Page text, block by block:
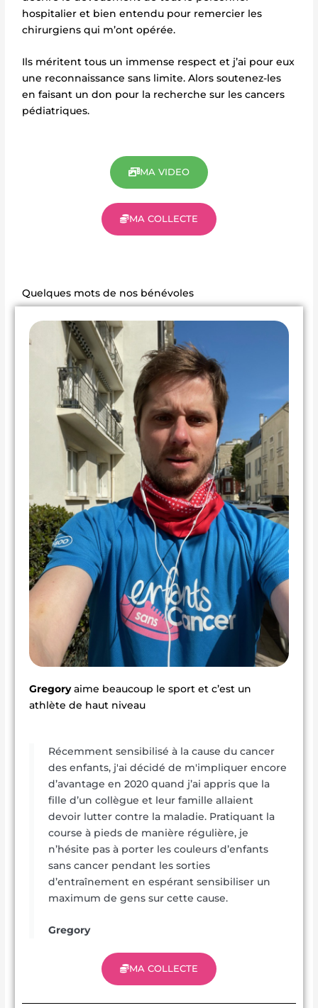
hospitalier et bien entendu pour remercier les
chirurgiens qui m’ont opérée.
Ils méritent tous un immense respect et j’ai pour eux
une reconnaissance sans limite. Alors soutenez-les
en faisant un don pour la recherche sur les cancers
pédiatriques.
MA VIDEO
MA COLLECTE
Quelques mots de nos bénévoles
Gregoryaime beaucoup le sport et c’est un
athlète de haut niveau
Récemment sensibilisé à la cause du cancer
des enfants, j'ai décidé de m'impliquer encore
d’avantage en 2020 quand j’ai appris que la
fille d’un collègue et leur famille allaient
devoir lutter contre la maladie. Pratiquant la
course à pieds de manière régulière, je
n’hésite pas à porter les couleurs d’enfants
sans cancer pendant les sorties
d’entraînement en espérant sensibiliser un
maximum de gens sur cette cause.
Gregory
MA COLLECTE